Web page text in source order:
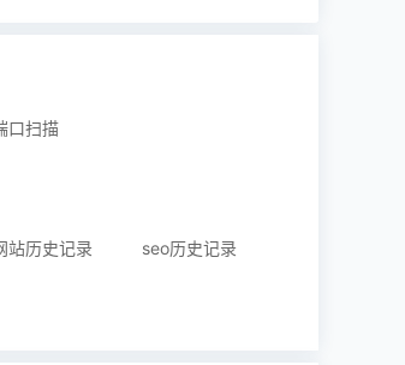
口扫描
站历史记录
seo历史记录